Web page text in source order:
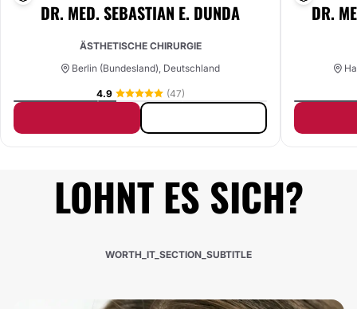
DR. MED. SEBASTIAN E. DUNDA
ÄSTHETISCHE CHIRURGIE
Berlin (Bundesland), Deutschland
4.9 (47)
DR.
LOHNT ES SICH?
WORTH_IT_SECTION_SUBTITLE